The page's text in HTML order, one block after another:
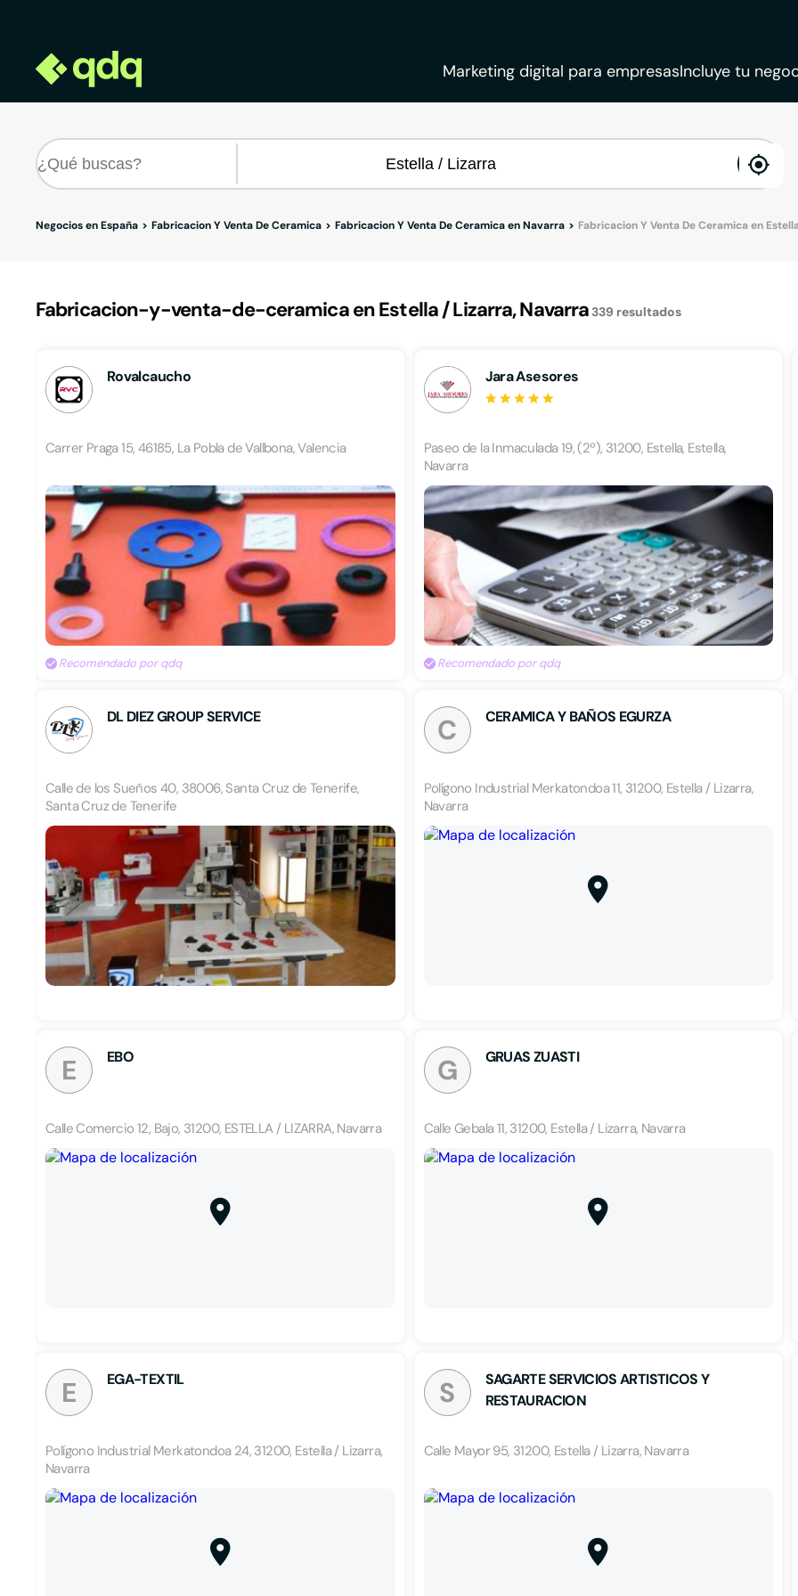
Marketing digital para empresasIncluye tu
Negocios en España Fabricacion Y Venta De Ceramica Fabricacion Y Venta De Ceramica en Navarra Fabricacion Y Venta De Ceramica en
Fabricacion-y-venta-de-ceramica en Estella / Lizarra, Navarra339 resultados
Rovalcaucho
Carrer Praga 15, 46185, La Pobla de Vallbona, Valencia
Recomendado por qdq
Jara Asesores
Paseo de la Inmaculada 19, (2º), 31200, Estella, Estella,
Navarra
Recomendado por qdq
DL DIEZ GROUP SERVICE
Calle de los Sueños 40, 38006, Santa Cruz de Tenerife,
Santa Cruz de Tenerife
C CERAMICA Y BAÑOS EGURZA
Polígono Industrial Merkatondoa 11, 31200, Estella / Lizarra,
Navarra
E EBO
Calle Comercio 12, Bajo, 31200, ESTELLA / LIZARRA, Navarra
G GRUAS ZUASTI
Calle Gebala 11, 31200, Estella / Lizarra, Navarra
E EGA-TEXTIL
Polígono Industrial Merkatondoa 24, 31200, Estella / Lizarra,
Navarra
S
SAGARTE SERVICIOS ARTISTICOS Y
RESTAURACION
Calle Mayor 95, 31200, Estella / Lizarra, Navarra